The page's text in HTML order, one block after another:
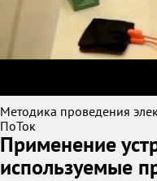
Методика проведения
ПоТок
Применение
используемые